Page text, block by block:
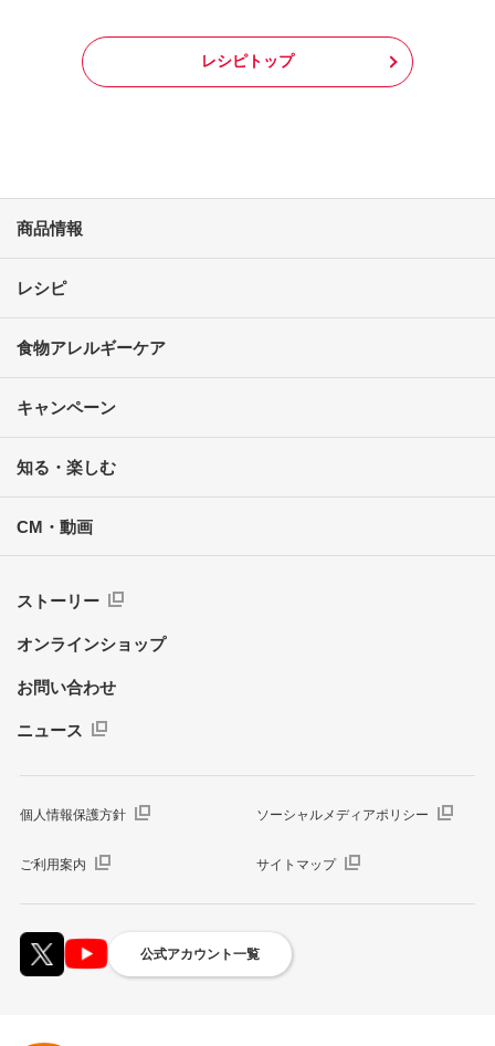
レシピトップ
商品情報
レシピ
食物アレルギーケア
キャンペーン
知る・楽しむ
CM・動画
ストーリー
オンラインショップ
お問い合わせ
ニュース
個人情報保護方針 ソーシャルメディアポリシー
ご利用案内 サイトマップ
公式アカウント一覧